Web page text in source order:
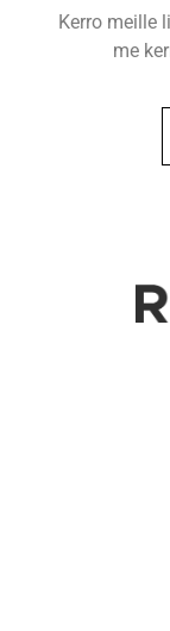
Kerro meille
me